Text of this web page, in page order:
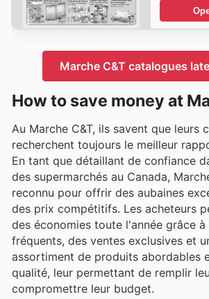
Marche C&T catalogues
How to save money at
Au Marche C&T, ils savent que leurs
recherchent toujours le meilleur
En tant que détaillant de confiance
des supermarchés au Canada,
reconnu pour offrir des aubaines
des prix compétitifs. Les acheteurs
des économies toute l'année grâce à
fréquents, des ventes exclusives et
assortiment de produits abordables
qualité, leur permettant de remplir
compromettre leur budget.